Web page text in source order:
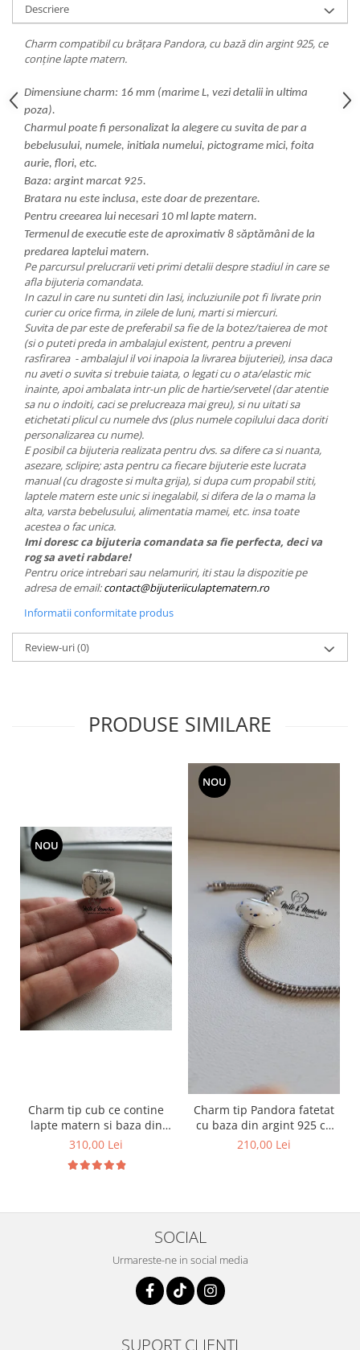
Descriere
Charm compatibil cu brățara Pandora, cu bază din argint 925, ce
conține lapte matern.
Dimensiune charm: 16 mm (marime L, vezi detalii in ultima
poza).
Charmul poate fi personalizat la alegere cu suvita de par a
bebelusului, numele, initiala numelui, pictograme mici, foita
aurie, flori, etc.
Baza: argint marcat 925.
Bratara nu este inclusa, este doar de prezentare.
Pentru creearea lui necesari 10 ml lapte matern.
Termenul de executie este de aproximativ 8 săptămâni de la
predarea laptelui matern.
Pe parcursul prelucrarii veti primi detalii despre stadiul in care se
afla bijuteria comandata.
In cazul in care nu sunteti din Iasi, incluziunile pot fi livrate prin
curier cu orice firma, in zilele de luni, marti si miercuri.
Suvita de par este de preferabil sa fie de la botez/taierea de mot
(si o puteti preda in ambalajul existent, pentru a preveni
rasfirarea - ambalajul il voi inapoia la livrarea bijuteriei), insa daca
nu aveti o suvita si trebuie taiata, o legati cu o ata/elastic mic
inainte, apoi ambalata intr-un plic de hartie/servetel (dar atentie
sa nu o indoiti, caci se prelucreaza mai greu), si nu uitati sa
etichetati plicul cu numele dvs (plus numele copilului daca doriti
personalizarea cu nume).
E posibil ca bijuteria realizata pentru dvs. sa difere ca si nuanta,
asezare, sclipire; asta pentru ca fiecare bijuterie este lucrata
manual (cu dragoste si multa grija), si dupa cum propabil stiti,
laptele matern este unic si inegalabil, si difera de la o mama la
alta, varsta bebelusului, alimentatia mamei, etc. insa toate
acestea o fac unica.
Imi doresc ca bijuteria comandata sa fie perfecta, deci va
rog sa aveti rabdare!
Pentru orice intrebari sau nelamuriri, iti stau la dispozitie pe
adresa de email:contact@bijuteriiculaptematern.ro
Informatii conformitate produs
Review-uri(0)
PRODUSE SIMILARE
NOU
Charm tip cub ce contine
lapte matern si baza din
argint 925
310,00 Lei
NOU
Charm tip Pandora fatetat
cu baza din argint 925 cu
lapte matern si foita
210,00 Lei
SOCIAL
Urmareste-ne in social media
SUPORT CLIENTI